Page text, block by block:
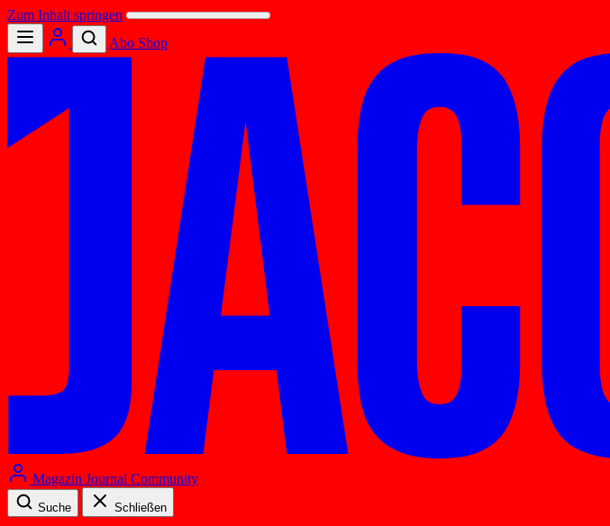
Zum Inhalt springen
Abo Shop
Magazin Journal Community
Suche Schließen